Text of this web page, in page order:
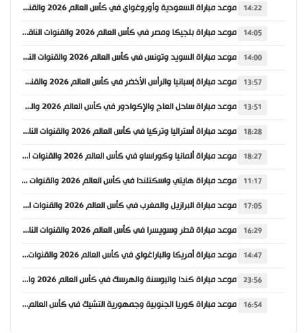
14:22 موعد مباراة السعودية وأوروغواي في كأس العالم 2026 والقنوات الناقلة
14:05 موعد مباراة بلجيكا ومصر في كأس العالم 2026 والقنوات الناقلة
14:00 موعد مباراة السويد وتونس في كأس العالم 2026 والقنوات الناقلة
13:57 موعد مباراة إسبانيا والرأس الأخضر في كأس العالم 2026 والقنوات الناقلة
13:51 موعد مباراة ساحل العاج والإكوادور في كأس العالم 2026 والقنوات الناقلة
18:28 موعد مباراة أستراليا وتركيا في كأس العالم 2026 والقنوات الناقلة
18:27 موعد مباراة ألمانيا وكوراساو في كأس العالم 2026 والقنوات الناقلة
11:17 موعد مباراة هايتي واسكتلندا في كأس العالم 2026 والقنوات الناقلة
17:05 موعد مباراة البرازيل والمغرب في كأس العالم 2026 والقنوات الناقلة
16:29 موعد مباراة قطر وسويسرا في كأس العالم 2026 والقنوات الناقلة
14:47 موعد مباراة أمريكا والباراغواي في كأس العالم 2026 والقنوات الناقلة
23:56 موعد مباراة كندا والبوسنة والهرسك في كأس العالم 2026 والقنوات الناقلة
16:54 موعد مباراة كوريا الجنوبية وجمهورية التشيك في كأس العالم 2026 والقنوات الناقلة